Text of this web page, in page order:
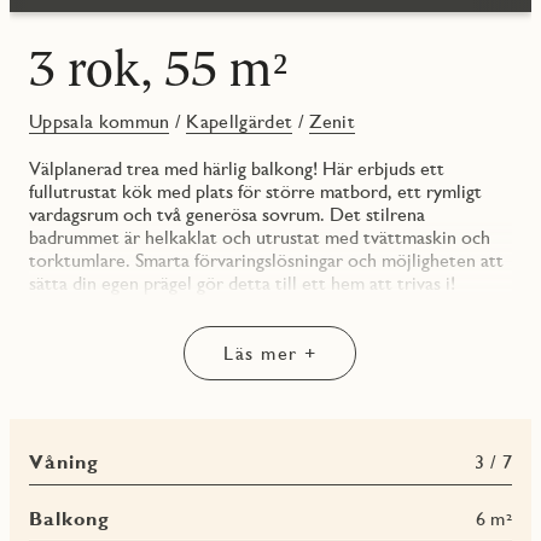
3 rok, 55 m²
Uppsala kommun / Kapellgärdet /Zenit
Välplanerad trea med härlig balkong! Här erbjuds ett
fullutrustat kök med plats för större matbord, ett rymligt
vardagsrum och två generösa sovrum. Det stilrena
badrummet är helkaklat och utrustat med tvättmaskin och
torktumlare. Smarta förvaringslösningar och möjligheten att
sätta din egen prägel gör detta till ett hem att trivas i!
Välkomnande hall med bra utrymme och förvaring.
Vedum. Vitvarorna består av en integrerad diskmaskin,
induktionshäll, varmluftsugn och mikro i högskåp samt två
kyl/frys - allt från Electrolux.
Läs mer +
Våning 3 / 7
Balkong 6 m²